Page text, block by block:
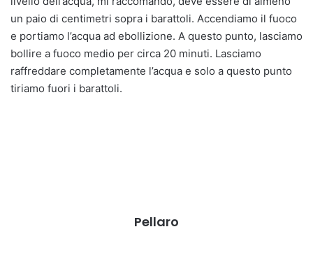
un paio di centimetri sopra i barattoli. Accendiamo il fuoco
e portiamo l’acqua ad ebollizione. A questo punto, lasciamo
bollire a fuoco medio per circa 20 minuti. Lasciamo
raffreddare completamente l’acqua e solo a questo punto
tiriamo fuori i barattoli.
Pellaro